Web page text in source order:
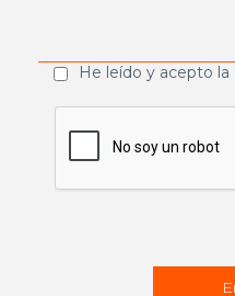
He leído y acepto la